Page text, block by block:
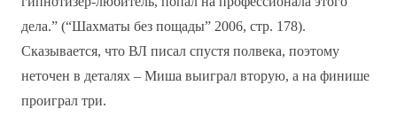
дела.” (“Шахматы без пощады” 2006, стр. 178).
Сказывается, что ВЛ писал спустя полвека, поэтому
неточен в деталях – Миша выиграл вторую, а на финише
проиграл три.